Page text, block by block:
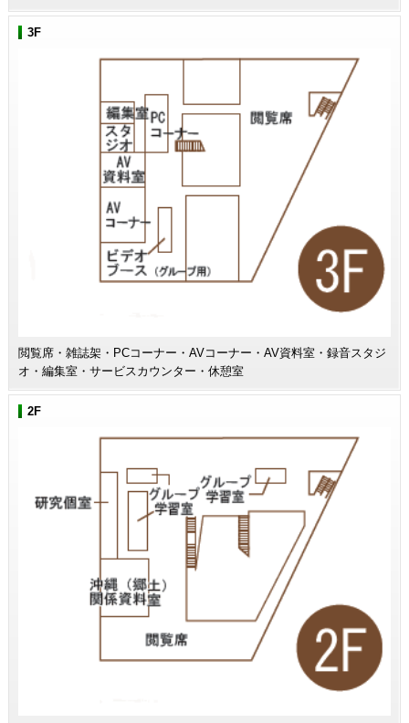
3F
閲覧席・雑誌架・PCコーナー・AVコーナー・AV資料室・録音スタジ
オ・編集室・サービスカウンター・休憩室
2F